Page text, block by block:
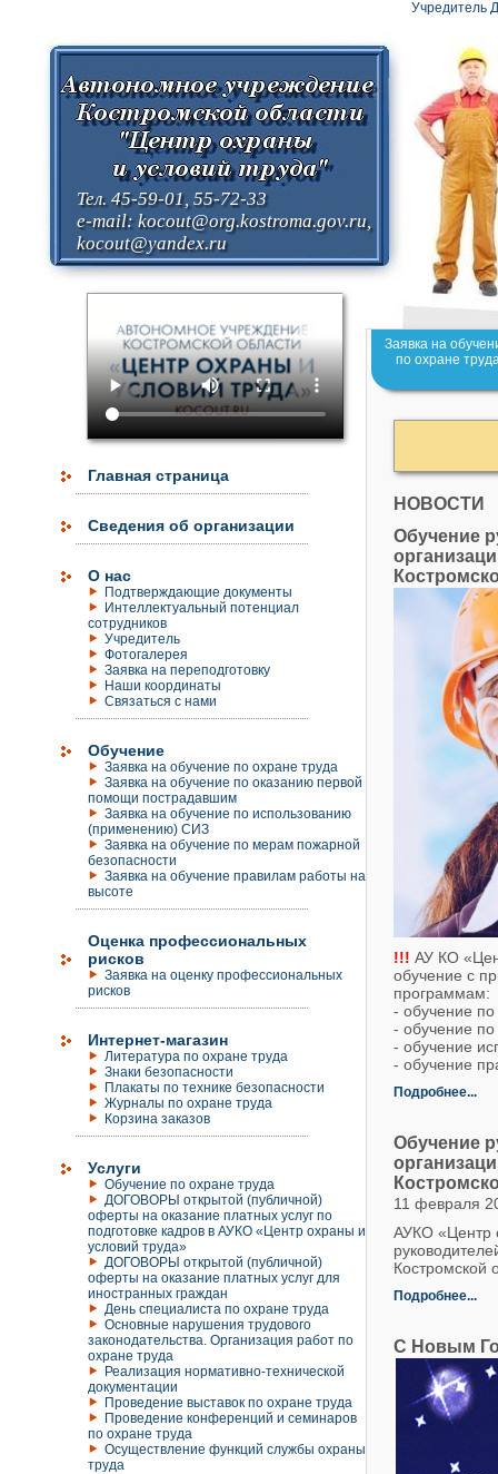
Учредитель
Тел. 45-59-01, 55-72-33
e-mail:kocout@org.kostroma.gov.ru,
kocout@yandex.ru
Главная страница
Сведения об организации
О нас
Подтверждающие документы
Интеллектуальный потенциал
сотрудников
Учредитель
Фотогалерея
Заявка на переподготовку
Наши координаты
Связаться с нами
Обучение
Заявка на обучение по охране труда
Заявка на обучение по оказанию первой
помощи пострадавшим
Заявка на обучение по использованию
(применению) СИЗ
Заявка на обучение по мерам пожарной
безопасности
Заявка на обучение правилам работы на
высоте
Оценка профессиональных
рисков
Заявка на оценку профессиональных
рисков
Интернет-магазин
Литература по охране труда
Знаки безопасности
Плакаты по технике безопасности
Журналы по охране труда
Корзина заказов
Услуги
Обучение по охране труда
ДОГОВОРЫ открытой (публичной)
оферты на оказание платных услуг по
подготовке кадров в АУКО «Центр охраны и
условий труда»
ДОГОВОРЫ открытой (публичной)
оферты на оказание платных услуг для
иностранных граждан
День специалиста по охране труда
Основные нарушения трудового
законодательства. Организация работ по
охране труда
Реализация нормативно-технической
документации
Проведение выставок по охране труда
Проведение конференций и семинаров
по охране труда
Осуществление функций службы охраны
труда
Заявка на
по охране
НОВОСТИ
Обучение
!!! АУ КО
обучение с
программам:
- обучение
- обучение
- обучение
- обучение
Подробнее...
Обучение
11 февраля
АУКО «Центр
Костромской
Подробнее...
С Новым